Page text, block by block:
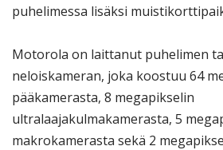
puhelimessa lisäksi
Motorola on laittanut puhelimen
neloiskameran, joka koostuu 64
pääkamerasta, 8 megapikselin
ultralaajakulmakamerasta, 5
makrokamerasta sekä 2